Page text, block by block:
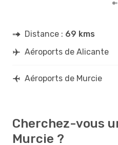
Distance : 69 kms
Aéroports de Alicante
Aéroports de Murcie
Cherchez-vous
Murcie ?